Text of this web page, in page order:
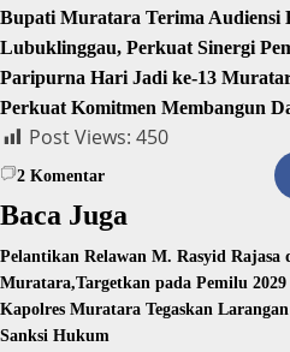
Bupati Muratara Terima Audiensi
Lubuklinggau, Perkuat Sinergi
Paripurna Hari Jadi ke-13
Perkuat Komitmen Membangun
Post Views: 450
2 Komentar
Baca Juga
Pelantikan Relawan M. Rasyid Rajasa
Muratara,Targetkan pada Pemilu 2029
Kapolres Muratara Tegaskan
Sanksi Hukum